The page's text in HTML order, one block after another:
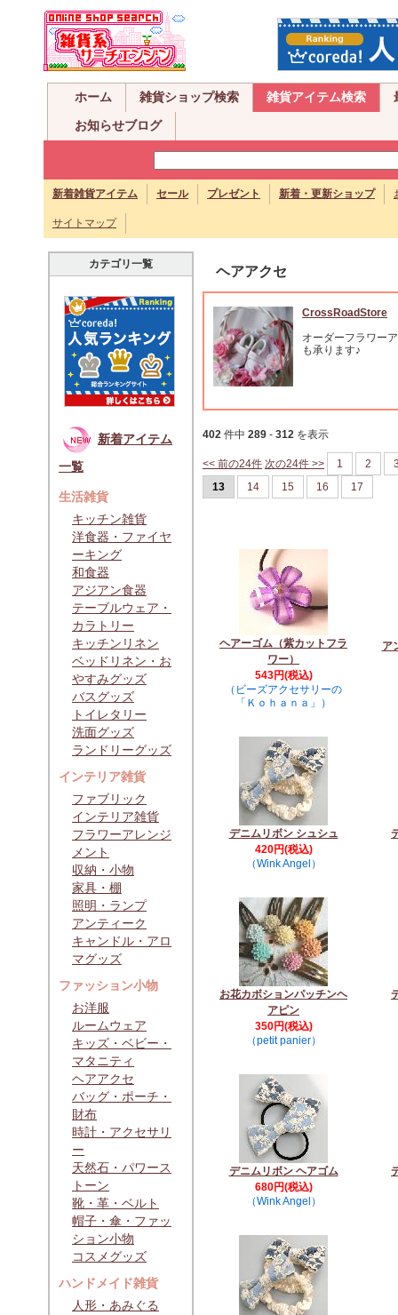
ホーム 雑貨ショップ検索 雑貨アイテム検索
お知らせブログ
新着雑貨アイテム セール プレゼント 新着・更新ショップ
サイトマップ
カテゴリ一覧
新着アイテム
一覧
生活雑貨
キッチン雑貨
洋食器・ファイヤ
ーキング
和食器
アジアン食器
テーブルウェア・
カラトリー
キッチンリネン
ベッドリネン・お
やすみグッズ
バスグッズ
トイレタリー
洗面グッズ
ランドリーグッズ
インテリア雑貨
ファブリック
インテリア雑貨
フラワーアレンジ
メント
収納・小物
家具・棚
照明・ランプ
アンティーク
キャンドル・アロ
マグッズ
ファッション小物
お洋服
ルームウェア
キッズ・ベビー・
マタニティ
ヘアアクセ
バッグ・ポーチ・
財布
時計・アクセサリ
ー
天然石・パワース
トーン
靴・革・ベルト
帽子・傘・ファッ
ション小物
コスメグッズ
ハンドメイド雑貨
人形・あみぐる
ヘアアクセ
CrossRoadStore
オーダーフラワー
も承ります♪
402 件中 289 - 312 を表示
<< 前の24件 次の24件 >> 1 2
13
14 15 16 17
ヘアーゴム（紫カットフラ
ワー）
543円(税込)
（ビーズアクセサリーの
「Ｋｏｈａｎａ」）
ア
デニムリボン シュシュ
420円(税込)
（Wink Angel）
お花カボションパッチンヘ
アピン
350円(税込)
（petit panier）
デニムリボン ヘアゴム
680円(税込)
（Wink Angel）